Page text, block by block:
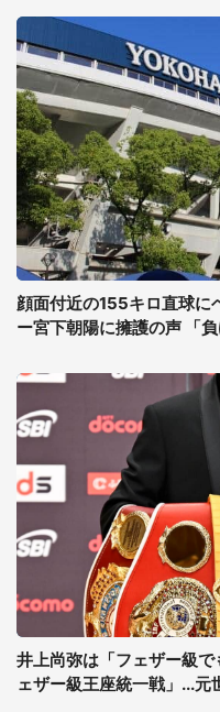
顔面付近の155キロ直球に
ー宮下朝陽に擁護の声 「
井上尚弥は「フェザー級
ェザー級王座統一戦」...